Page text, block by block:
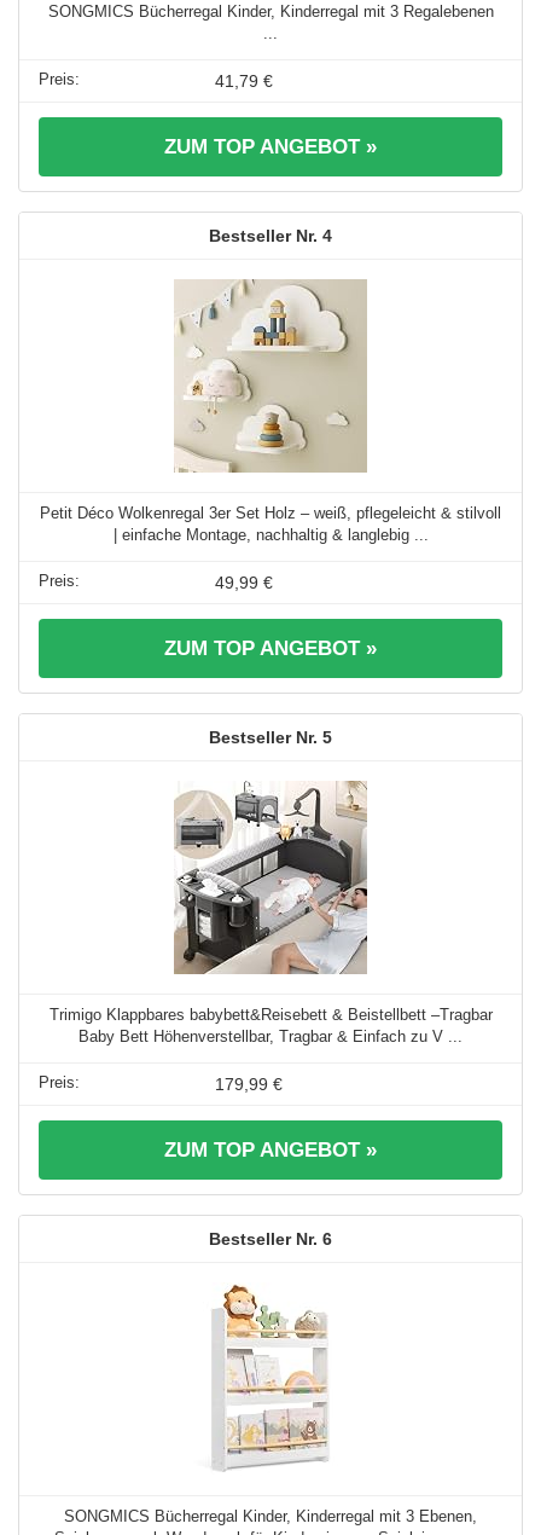
SONGMICS Bücherregal Kinder, Kinderregal mit 3 Regalebenen
41,79 €
ZUM TOP ANGEBOT »
4
Petit Déco Wolkenregal 3er Set Holz – weiß, pflegeleicht & stilvoll
| einfache Montage, nachhaltig & langlebig ...
49,99 €
ZUM TOP ANGEBOT »
5
Trimigo Klappbares babybett&Reisebett & Beistellbett –Tragbar
Baby Bett Höhenverstellbar, Tragbar & Einfach zu V ...
179,99 €
ZUM TOP ANGEBOT »
6
SONGMICS Bücherregal Kinder, Kinderregal mit 3 Ebenen,